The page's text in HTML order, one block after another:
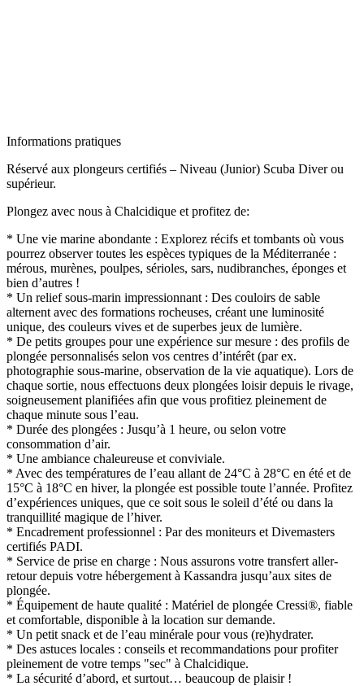
Informations pratiques
Réservé aux plongeurs certifiés – Niveau (Junior) Scuba Diver ou
supérieur.
Plongez avec nous à Chalcidique et profitez de:
* Une vie marine abondante : Explorez récifs et tombants où vous
pourrez observer toutes les espèces typiques de la Méditerranée :
mérous, murènes, poulpes, sérioles, sars, nudibranches, éponges et
bien d’autres !
* Un relief sous-marin impressionnant : Des couloirs de sable
alternent avec des formations rocheuses, créant une luminosité
unique, des couleurs vives et de superbes jeux de lumière.
* De petits groupes pour une expérience sur mesure : des profils de
plongée personnalisés selon vos centres d’intérêt (par ex.
photographie sous-marine, observation de la vie aquatique). Lors de
chaque sortie, nous effectuons deux plongées loisir depuis le rivage,
soigneusement planifiées afin que vous profitiez pleinement de
chaque minute sous l’eau.
* Durée des plongées : Jusqu’à 1 heure, ou selon votre
consommation d’air.
* Une ambiance chaleureuse et conviviale.
* Avec des températures de l’eau allant de 24°C à 28°C en été et de
15°C à 18°C en hiver, la plongée est possible toute l’année. Profitez
d’expériences uniques, que ce soit sous le soleil d’été ou dans la
tranquillité magique de l’hiver.
* Encadrement professionnel : Par des moniteurs et Divemasters
certifiés PADI.
* Service de prise en charge : Nous assurons votre transfert aller-
retour depuis votre hébergement à Kassandra jusqu’aux sites de
plongée.
* Équipement de haute qualité : Matériel de plongée Cressi®, fiable
et comfortable, disponible à la location sur demande.
* Un petit snack et de l’eau minérale pour vous (re)hydrater.
* Des astuces locales : conseils et recommandations pour profiter
pleinement de votre temps "sec" à Chalcidique.
* La sécurité d’abord, et surtout… beaucoup de plaisir !